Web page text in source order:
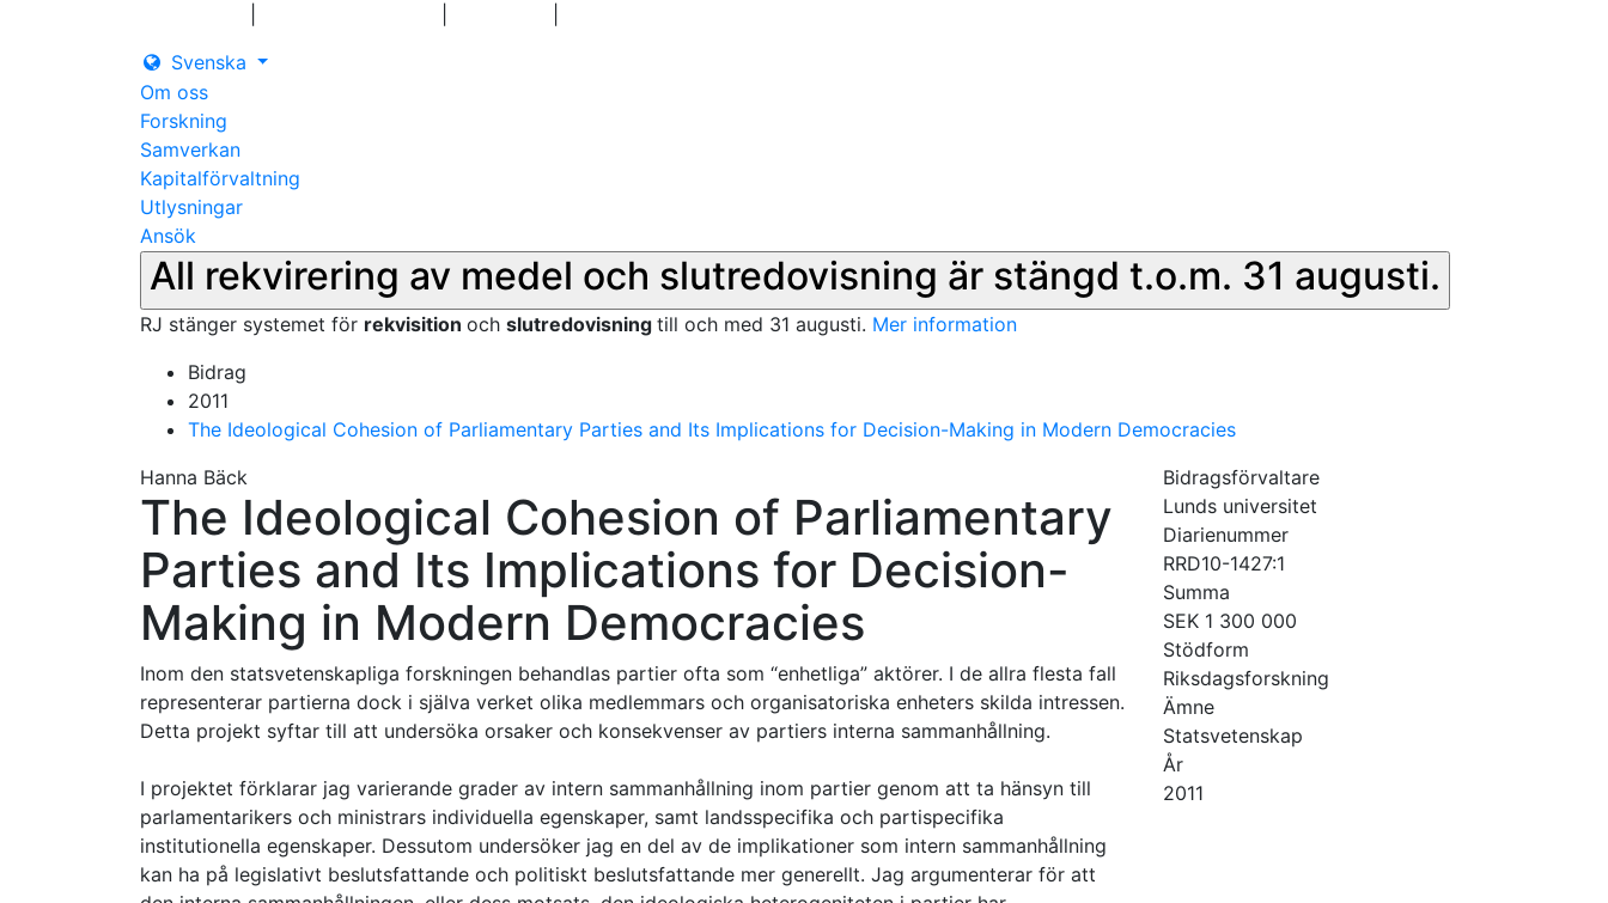
Svenska
Om oss
Forskning
Samverkan
Kapitalförvaltning
Utlysningar
Ansök
All rekvirering av medel och slutredovisning är stängd t.o.m. 31 augusti.
RJ stänger systemet för rekvisition och slutredovisning till och med 31 augusti. Mer information
Bidrag
2011
The Ideological Cohesion of Parliamentary Parties and Its Implications for Decision-Making in Modern Democracies
Hanna Bäck
The Ideological Cohesion of Parliamentary
Parties and Its Implications for Decision-
Making in Modern Democracies
Inom den statsvetenskapliga forskningen behandlas partier ofta som “enhetliga” aktörer. I de allra flesta fall
representerar partierna dock i själva verket olika medlemmars och organisatoriska enheters skilda intressen.
Detta projekt syftar till att undersöka orsaker och konsekvenser av partiers interna sammanhållning.
I projektet förklarar jag varierande grader av intern sammanhållning inom partier genom att ta hänsyn till
parlamentarikers och ministrars individuella egenskaper, samt landsspecifika och partispecifika
institutionella egenskaper. Dessutom undersöker jag en del av de implikationer som intern sammanhållning
kan ha på legislativt beslutsfattande och politiskt beslutsfattande mer generellt. Jag argumenterar för att
Bidragsförvaltare
Lunds universitet
Diarienummer
RRD10-1427:1
Summa
SEK 1 300 000
Stödform
Riksdagsforskning
Ämne
Statsvetenskap
År
2011